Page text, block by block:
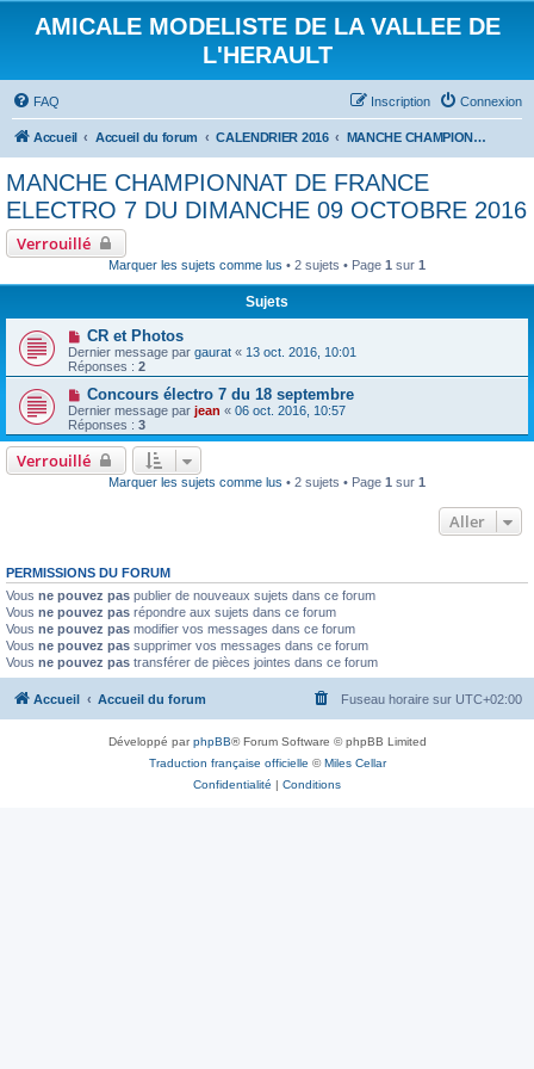
AMICALE MODELISTE DE LA VALLEE DE
L'HERAULT
FAQ Connexion
Inscription
Accueil Accueil du forum CALENDRIER 2016 MANCHE CHAMPIONNAT DE FRANCE ELECTRO 7 DU DIMANCHE 09 OCTOBRE 2016
MANCHE CHAMPIONNAT DE FRANCE
ELECTRO 7 DU DIMANCHE 09 OCTOBRE 2016
Verrouillé
Marquer les sujets comme lus • 2 sujets • Page 1 sur 1
Sujets
CR et Photos
Dernier message par gaurat « 13 oct. 2016, 10:01
Réponses : 2
Concours électro 7 du 18 septembre
Dernier message par jean « 06 oct. 2016, 10:57
Réponses : 3
Verrouillé
Marquer les sujets comme lus • 2 sujets • Page 1 sur 1
Aller
PERMISSIONS DU FORUM
Vous ne pouvez pas publier de nouveaux sujets dans ce forum
Vous ne pouvez pas répondre aux sujets dans ce forum
Vous ne pouvez pas modifier vos messages dans ce forum
Vous ne pouvez pas supprimer vos messages dans ce forum
Vous ne pouvez pas transférer de pièces jointes dans ce forum
Accueil Accueil du forum Fuseau horaire sur UTC+02:00
Développé parphpBB® Forum Software © phpBB Limited
Traduction française officielle ©Miles Cellar
Confidentialité | Conditions